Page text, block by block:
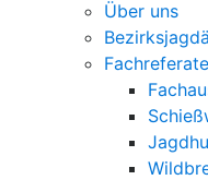
Über uns
Fachreferate